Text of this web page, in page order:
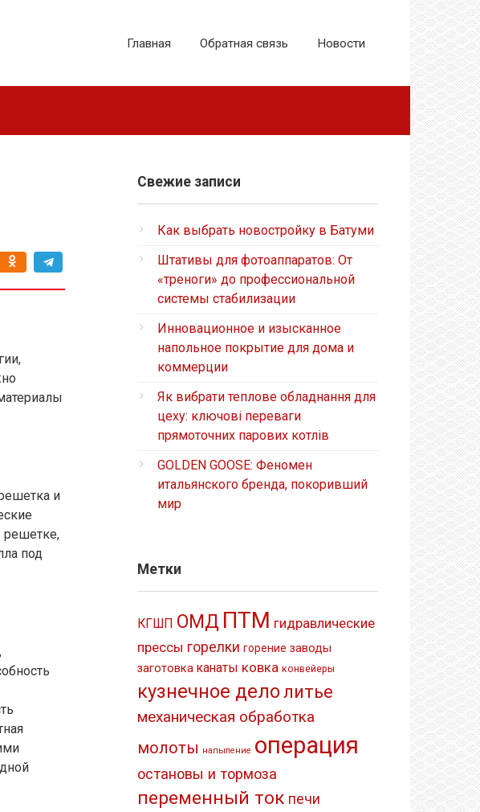
Главная Обратная связь Новости
и
решетке,
под
Свежие записи
Как выбрать новостройку в Батуми
Штативы для фотоаппаратов: От
«треноги» до профессиональной
системы стабилизации
Инновационное и изысканное
напольное покрытие для дома и
коммерции
Як вибрати теплове обладнання для
цеху: ключові переваги
прямоточних парових котлів
GOLDEN GOOSE: Феномен
итальянского бренда, покоривший
мир
Метки
КГШП ОМД ПТМ гидравлические
прессы горелки горение заводы
заготовка канаты ковка конвейеры
кузнечное делолитье
механическая обработка
молоты напыление операция
остановы и тормоза
переменный ток печи